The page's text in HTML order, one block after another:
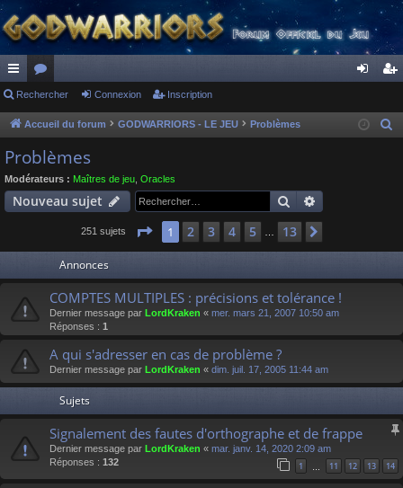
ac
co
ur
ci
or
u
m
s
ne cri
Rechercher Connexion Inscription
Accueil du forum GODWARRIORS - LE JEU Problèmes
e
Problèmes
Modérateurs : Maîtres de jeu Oracles
Nouveau sujet Rechercher
251 sujets Page 1sur 13
1 2 3 4 5 13
Annonces
COMPTES MULTIPLES : précisions et tolérance !
Dernier message par LordKraken « mer. mars 21, 2007 10:50 am
Réponses : 1
A qui s'adresser en cas de problème ?
Dernier message par LordKraken « dim. juil. 17, 2005 11:44 am
Sujets
Signalement des fautes d'orthographe et de frappe
Dernier message par LordKraken « mar. janv. 14, 2020 2:09 am
Réponses : 132 1 11 12 13 14